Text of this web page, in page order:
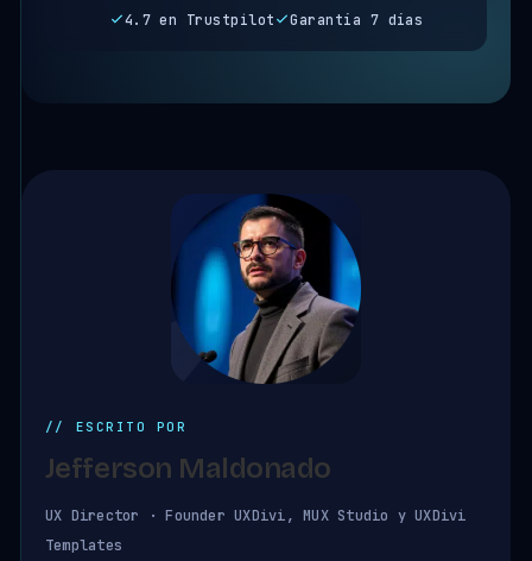
4.7 en Trustpilot
Garantía 7 días
// ESCRITO POR
Jefferson Maldonado
UX Director · Founder UXDivi, MUX Studio y UXDivi
Templates